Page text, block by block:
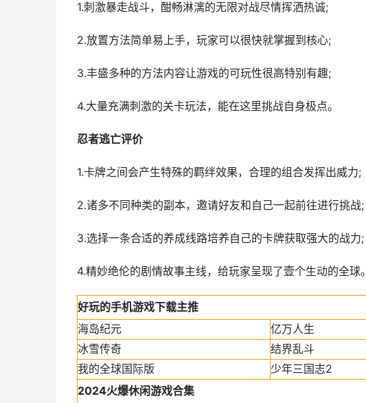
1.刺激暴走战斗，酣畅淋漓的无限对战尽情挥洒热诚;
2.放置方法简单易上手，玩家可以很快就掌握到核心;
3.丰盛多种的方法内容让游戏的可玩性很高特别有趣;
4.大量充满刺激的关卡玩法，能在这里挑战自身极点。
忍者逃亡评价
1.卡牌之间会产生特殊的羁绊效果，合理的组合发挥出威力;
2.诸多不同种类的副本，邀请好友和自己一起前往进行挑战;
3.选择一条合适的养成线路培养自己的卡牌获取强大的战力;
4.精妙绝伦的剧情故事主线，给玩家呈现了壹个生动的全球。
好玩的手机游戏下载主推
海岛纪元
亿万人生
冰雪传奇
结界乱斗
我的全球国际版
少年三国志2
2024火爆休闲游戏合集